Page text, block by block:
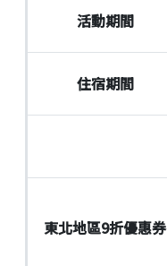
活動期間
住宿期間
東北地區9折優惠券